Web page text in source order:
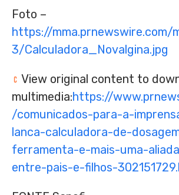
Foto –
https://mma.prnewswire.com/
3/Calculadora_Novalgina.jpg
View original content to
multimedia:https://
/comunicados-para-a-
lanca-calculadora-de-
ferramenta-e-mais-uma-
entre-pais-e-filhos-